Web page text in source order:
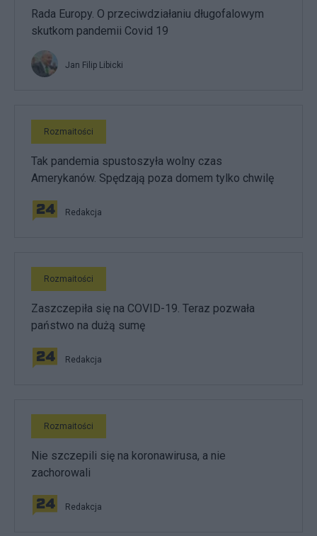
Rada Europy. O przeciwdziałaniu długofalowym
skutkom pandemii Covid 19
Jan Filip Libicki
Rozmaitości
Tak pandemia spustoszyła wolny czas
Amerykanów. Spędzają poza domem tylko chwilę
Redakcja
Rozmaitości
Zaszczepiła się na COVID-19. Teraz pozwała
państwo na dużą sumę
Redakcja
Rozmaitości
Nie szczepili się na koronawirusa, a nie
zachorowali
Redakcja